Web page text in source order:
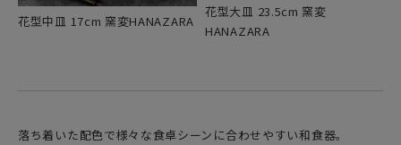
花型中皿 17cm 窯変HANAZARA
花型大皿 23.5cm 窯変
HANAZARA
落ち着いた配色で様々な食卓シーンに合わせやすい和食器。